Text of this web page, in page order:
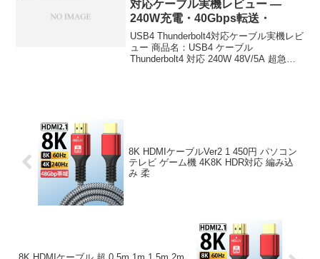
対応ケーブル実機レビュー —
240W充電・40Gbps転送・
USB4 Thunderbolt4対応ケーブル実機レビ
ュー 商品名：USB4 ケーブル
Thunderbolt4 対応 240W 48V/5A 超急速
8K HDMIケーブルVer2 1 450円 パソコン
テレビ ゲーム機 4K8K HDR対応 編み込
み 柔